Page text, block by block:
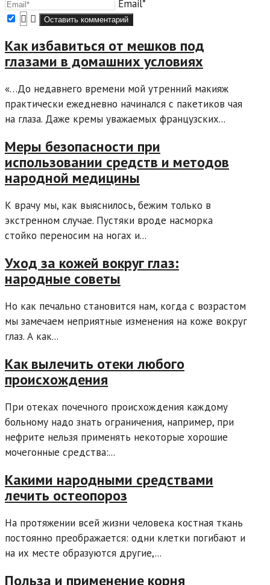
Email*
Как избавиться от мешков под
глазами в домашних условиях
«…До недавнего времени мой утренний макияж
практически ежедневно начинался с пакетиков чая
на глаза. Даже кремы уважаемых французских...
Меры безопасности при
использовании средств и методов
народной медицины
К врачу мы, как выяснилось, бежим только в
экстренном случае. Пустяки вроде насморка
стойко переносим на ногах и...
Уход за кожей вокруг глаз:
народные советы
Но как печально становится нам, когда с возрастом
мы замечаем неприятные изменения на коже вокруг
глаз. А как...
Как вылечить отеки любого
происхождения
При отеках почечного происхождения каждому
больному надо знать ограничения, например, при
нефрите нельзя применять некоторые хорошие
мочегонные средства:...
Какими народными средствами
лечить остеопороз
На протяжении всей жизни человека костная ткань
постоянно преображается: одни клетки погибают и
на их месте образуются другие,...
Польза и применение корня